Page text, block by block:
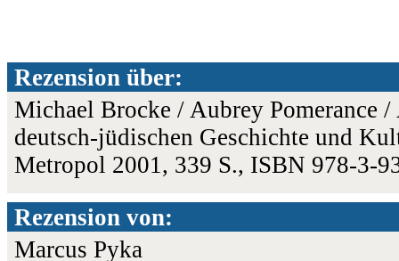
Rezension über:
Michael Brocke / Aubrey Pomerance
deutsch-jüdischen Geschichte und
Metropol 2001, 339 S., ISBN 978-3-
Rezension von:
Marcus Pyka